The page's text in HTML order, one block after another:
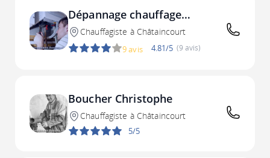
Dépannage chauffage
Châtaincourt
Chauffagiste à Châtaincourt
9 avis 4.81/5 (9 avis)
Boucher Christophe
Chauffagiste à Châtaincourt
5/5